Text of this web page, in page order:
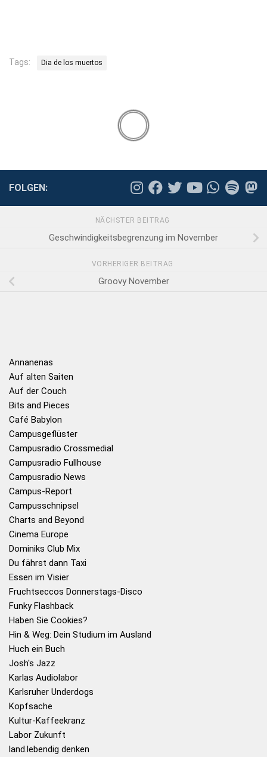
Tags: Dia de los muertos
FOLGEN:
NÄCHSTER BEITRAG
Geschwindigkeitsbegrenzung im November
VORHERIGER BEITRAG
Groovy November
Annanenas
Auf alten Saiten
Auf der Couch
Bits and Pieces
Café Babylon
Campusgeflüster
Campusradio Crossmedial
Campusradio Fullhouse
Campusradio News
Campus-Report
Campusschnipsel
Charts and Beyond
Cinema Europe
Dominiks Club Mix
Du fährst dann Taxi
Essen im Visier
Fruchtseccos Donnerstags-Disco
Funky Flashback
Haben Sie Cookies?
Hin & Weg: Dein Studium im Ausland
Huch ein Buch
Josh's Jazz
Karlas Audiolabor
Karlsruher Underdogs
Kopfsache
Kultur-Kaffeekranz
Labor Zukunft
land.lebendig denken